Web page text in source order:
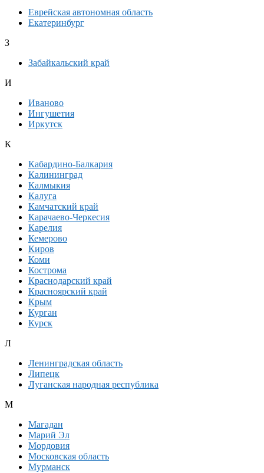
Еврейская автономная область
Екатеринбург
З
Забайкальский край
И
Иваново
Ингушетия
Иркутск
К
Кабардино-Балкария
Калининград
Калмыкия
Калуга
Камчатский край
Карачаево-Черкесия
Карелия
Кемерово
Киров
Коми
Кострома
Краснодарский край
Красноярский край
Крым
Курган
Курск
Л
Ленинградская область
Липецк
Луганская народная республика
М
Магадан
Марий Эл
Мордовия
Московская область
Мурманск